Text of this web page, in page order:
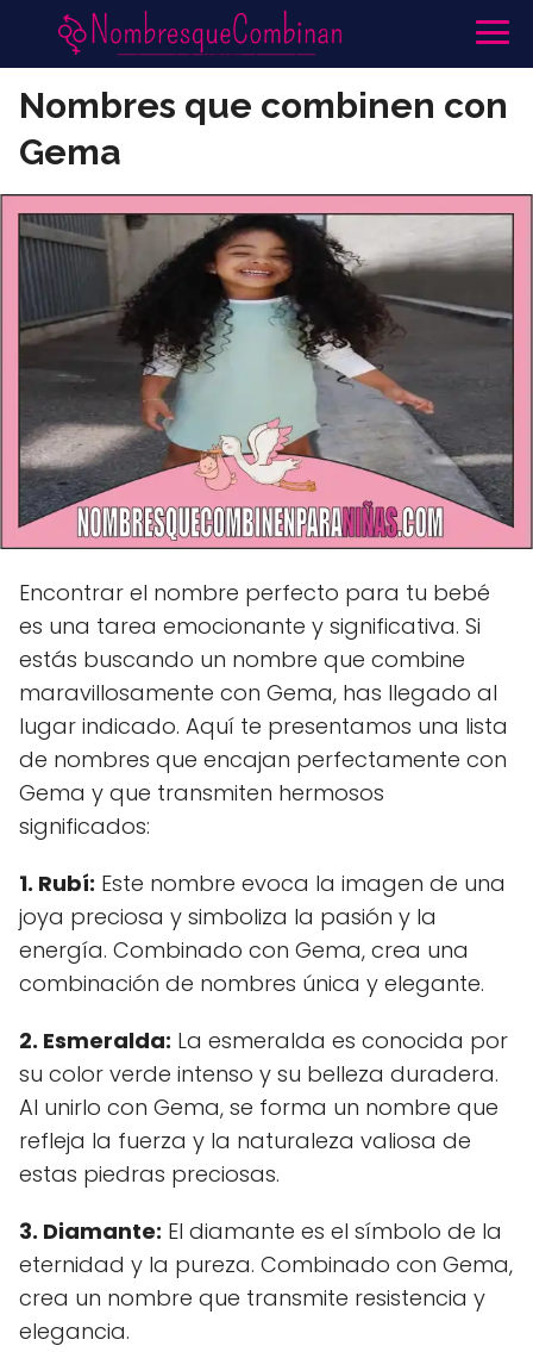
Nombres que combinen con
Gema
Encontrar el nombre perfecto para tu bebé
es una tarea emocionante y significativa. Si
estás buscando un nombre que combine
maravillosamente con Gema, has llegado al
lugar indicado. Aquí te presentamos una lista
de nombres que encajan perfectamente con
Gema y que transmiten hermosos
significados:
1. Rubí: Este nombre evoca la imagen de una
joya preciosa y simboliza la pasión y la
energía. Combinado con Gema, crea una
combinación de nombres única y elegante.
2. Esmeralda: La esmeralda es conocida por
su color verde intenso y su belleza duradera.
Al unirlo con Gema, se forma un nombre que
refleja la fuerza y la naturaleza valiosa de
estas piedras preciosas.
3. Diamante: El diamante es el símbolo de la
eternidad y la pureza. Combinado con Gema,
crea un nombre que transmite resistencia y
elegancia.